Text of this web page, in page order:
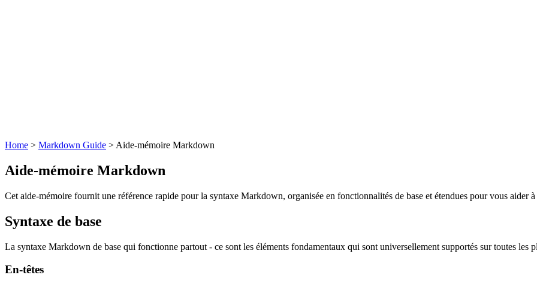
Home > Markdown Guide > Aide-mémoire Markdown
Aide-mémoire Markdown
Cet aide-mémoire fournit une référence rapide pour la syntaxe Markdown, organisée en fonctionnalités de base et étendues pour vous aider
Syntaxe de base
La syntaxe Markdown de base qui fonctionne partout - ce sont les éléments fondamentaux qui sont universellement supportés sur toutes les
En-têtes